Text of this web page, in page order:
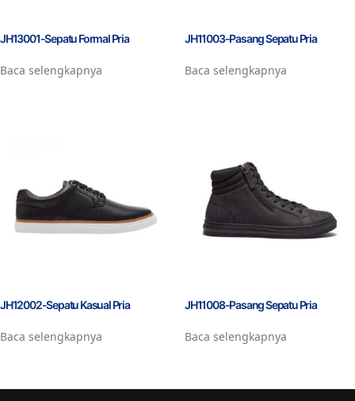
JH13001-Sepatu Formal Pria
Baca selengkapnya
JH11003-Pasang Sepatu Pria
Baca selengkapnya
JH12002-Sepatu Kasual Pria
Baca selengkapnya
JH11008-Pasang Sepatu Pria
Baca selengkapnya